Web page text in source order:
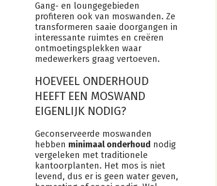
Gang- en loungegebieden
profiteren ook van moswanden. Ze
transformeren saaie doorgangen in
interessante ruimtes en creëren
ontmoetingsplekken waar
medewerkers graag vertoeven.
HOEVEEL ONDERHOUD
HEEFT EEN MOSWAND
EIGENLIJK NODIG?
Geconserveerde moswanden
hebben minimaal onderhoud nodig
vergeleken met traditionele
kantoorplanten. Het mos is niet
levend, dus er is geen water geven,